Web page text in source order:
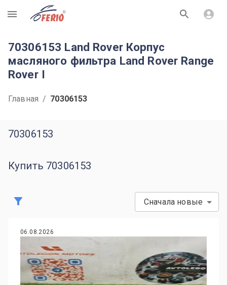
R
70306153 Land Rover Корпус
масляного фильтра Land Rover Range
Rover I
Главная / 70306153
70306153
Купить 70306153
Сначала новые
06.08.2026